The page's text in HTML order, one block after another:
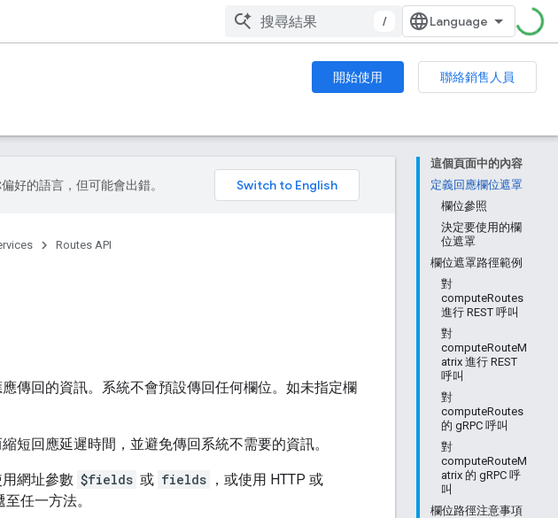
/
開始使用
聯絡銷售人員
這個頁面中的內容
定義回應欄位遮罩
欄位參照
決定要使用的欄
位遮罩
欄位遮罩路徑範例
對
computeRoutes
進行 REST 呼叫
對
computeRouteM
atrix 進行 REST
呼叫
對
computeRoutes
的 gRPC 呼叫
對
computeRouteM
atrix 的 gRPC 呼
叫
欄位路徑注意事項
好的語言，但可能會出錯。
Routes API
傳回的資訊。系統不會預設傳回任何欄位。如未指定欄
短回應延遲時間，並避免傳回系統不需要的資訊。
網址參數 $fields 或 fields ，或使用 HTTP 或
任一方法。